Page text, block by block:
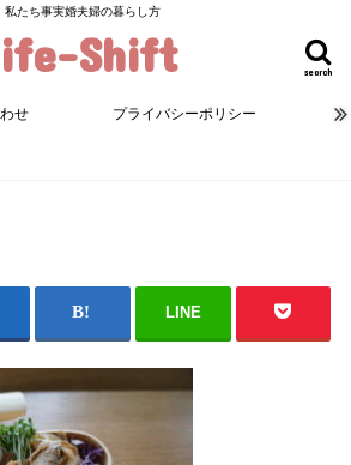
私たち事実婚夫婦の暮らし方
Shift search
せ プライバシーポリシー
LINE